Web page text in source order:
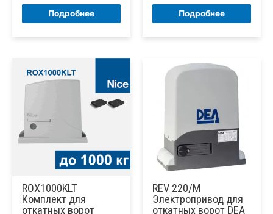
Подробнее Подробнее
ROX1000KLT
Комплект для
откатных ворот
REV 220/M
Электропривод для
откатных ворот DEA